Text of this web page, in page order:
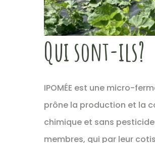
Qui sont-ils?
IPOMÉE est une micro-
prône la production et la
chimique et sans
membres, qui par leur